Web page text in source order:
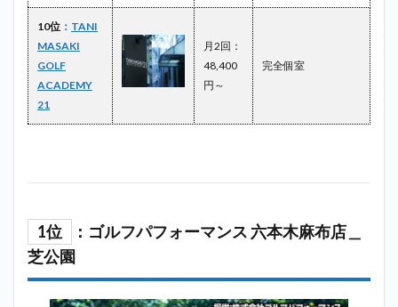
フ
（Chicken
Golf）＿
芝公園
2.12
ビ
ームスゴ
ルフスタ
STUDIO）
2.13
タジオ
10位 ： TANI
MASAKI
GOLF
ACADEMY
21
月2回：
48,400
円～
完全個室
1位
：ゴルフパフォーマンス 六本木麻布店＿
芝公園